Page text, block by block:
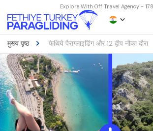
Explore With Off Travel Agency -
मुख्य पृष्ठ फेथिये पैराग्लाइडिंग और 12 द्वीप नौका दौरा